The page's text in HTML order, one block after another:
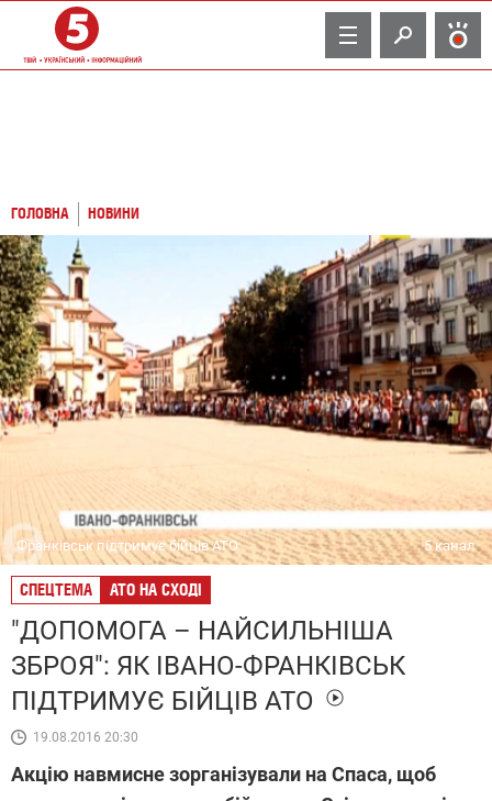
TV
ГОЛОВНА НОВИНИ
Франківськ підтримує бійців АТО 5 канал
СПЕЦТЕМА АТО НА СХОДІ
"ДОПОМОГА – НАЙСИЛЬНІША
ЗБРОЯ": ЯК ІВАНО-ФРАНКІВСЬК
ПІДТРИМУЄ БІЙЦІВ АТО
19.08.2016 20:30
Акцію навмисне зорганізували на Спаса, щоб